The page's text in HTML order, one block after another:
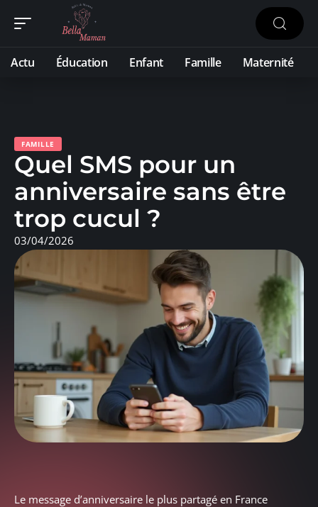
Actu Éducation Enfant Famille Maternité
FAMILLE
Quel SMS pour un
anniversaire sans être
trop cucul ?
03/04/2026
Le message d’anniversaire le plus partagé en France